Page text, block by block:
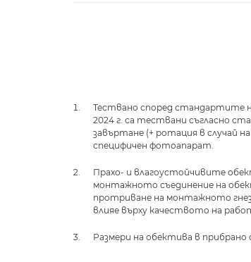
Тествано според стандартите
2024 г. са тествани съгласно
завъртане (+ ротация в случай
специфичен фотоапарат.
Прахо- и влагоустойчивите
монтажното съединение на
протриване на монтажното
влияе върху качеството на
Размери на обектива в прибрано